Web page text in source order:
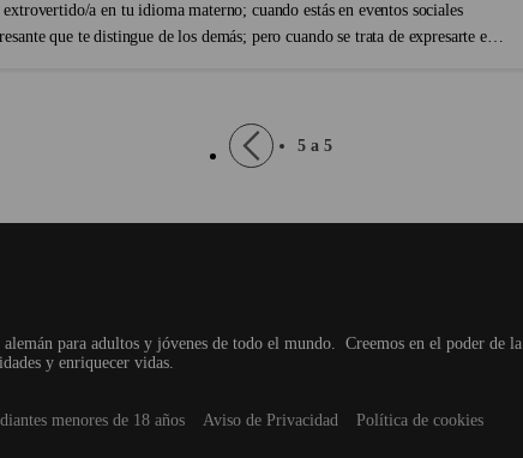
a en tu idioma materno; cuando estás en eventos sociales
que te distingue de los demás; pero cuando se trata de expresarte en
Pagination
Previous
page
5 a 5
para adultos y jóvenes de todo el mundo. Creemos en el poder de la
y enriquecer vidas.
menores de 18 años Aviso de Privacidad
Política de cookies